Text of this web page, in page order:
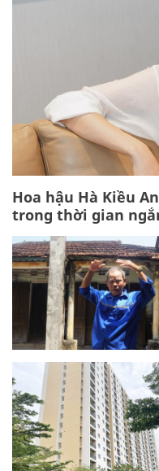
Hoa hậu Hà Kiều
trong thời gian